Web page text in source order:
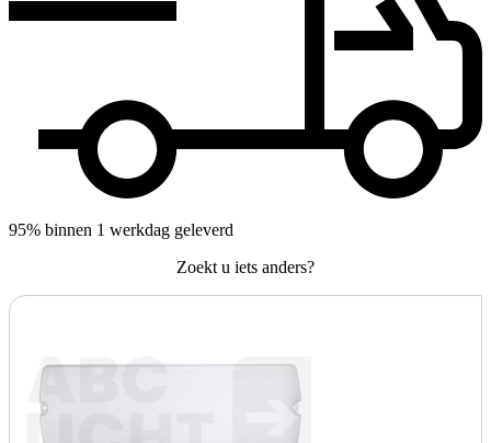
95% binnen 1 werkdag geleverd
Zoekt u iets anders?